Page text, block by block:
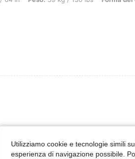
Utilizziamo cookie e tecnologie simili
esperienza di navigazione possibile.